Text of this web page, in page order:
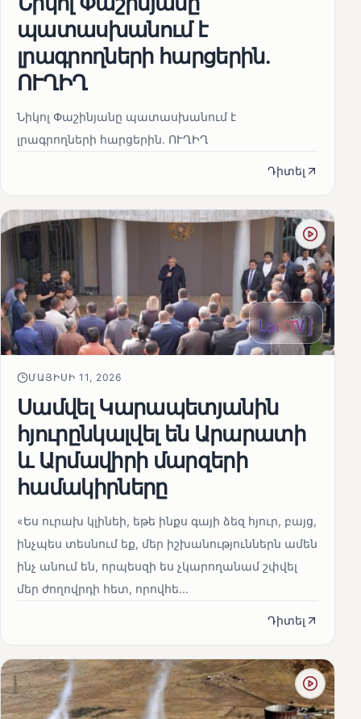
պատասխանում է
լրագրողների հարցերին․
ՈՒՂԻՂ
Նիկոլ Փաշինյանը պատասխանում է
լրագրողների հարցերին․ ՈՒՂԻՂ
Դիտել
ՄԱՅԻՍԻ 11, 2026
Սամվել Կարապետյանին
հյուրընկալվել են Արարատի
և Արմավիրի մարզերի
համակիրները
«Ես ուրախ կլինեի, եթե ինքս գայի ձեզ հյուր, բայց,
ինչպես տեսնում եք, մեր իշխանություններն ամեն
ինչ անում են, որպեսզի ես չկարողանամ շփվել
մեր ժողովրդի հետ, որովհե...
Դիտել